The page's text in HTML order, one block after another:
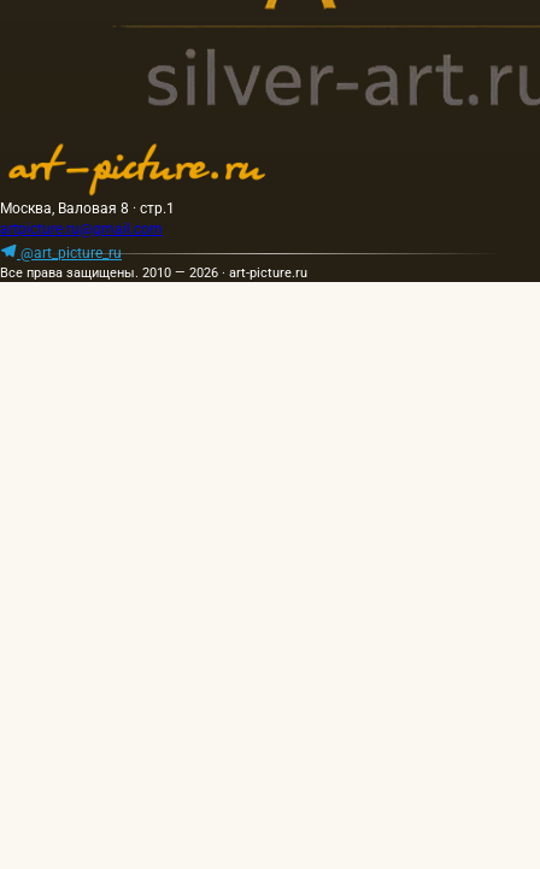
Москва, Валовая 8 · стр.1
artpicture.ru@gmail.com
@art_picture_ru
Все права защищены. 2010 — 2026 · art-picture.ru